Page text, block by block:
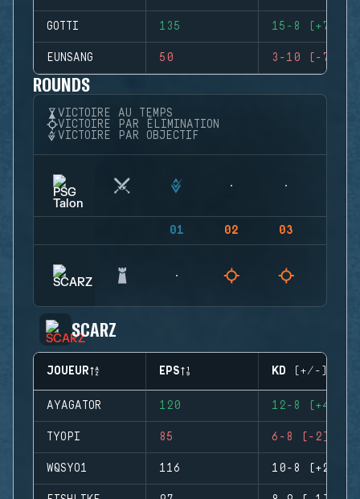
GOTTI 135 15-8 (+7)
EUNSANG 50 3-10 (-7)
ROUNDS
VICTOIRE AU TEMPS
VICTOIRE PAR ÉLIMINATION
VICTOIRE PAR OBJECTIF
01 02 03
SCARZ
JOUEUR EPS KD (+/-)
AYAGATOR 120 12-8 (+4)
TYOPI 85 6-8 (-2)
WQSYO1 116 10-8 (+2)